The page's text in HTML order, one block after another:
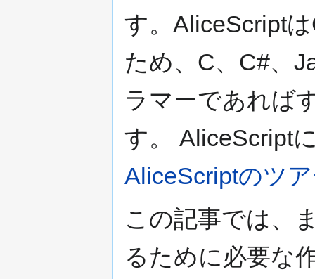
す。AliceScript
ため、C、C#、
ラマーであれば
す。 AliceScript
AliceScriptのツ
この記事では、
るために必要な